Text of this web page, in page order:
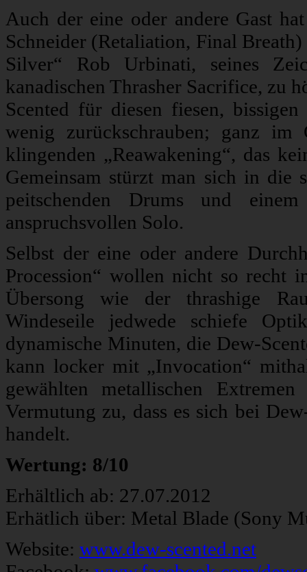
Auch der eine oder andere Gast
Schneider (Retaliation, Final
Silver“ Rob Urbinati, seines
kanadischen Thrasher Sacrifice, zu
Scented für diesen fiesen,
wenig zurückschrauben; ganz im
klingenden „Reawakening“, das
Gemeinsam stürzt man sich in die
peitschenden Drums und
anspruchsvollen Solo.
Selbst der eine oder andere
Procession“ wollen nicht so recht
Übersong wie der thrashige
Windeseile jedwede schiefe
dynamische Minuten, die Dew-
kann locker mit „Invocation“
gewählten metallischen
Vermutung zu, dass es sich bei
handelt.
Wertung: 8/10
Erhältlich ab: 27.07.2012
Erhätlich über: Metal Blade (Sony
Website: www.dew-scented.net